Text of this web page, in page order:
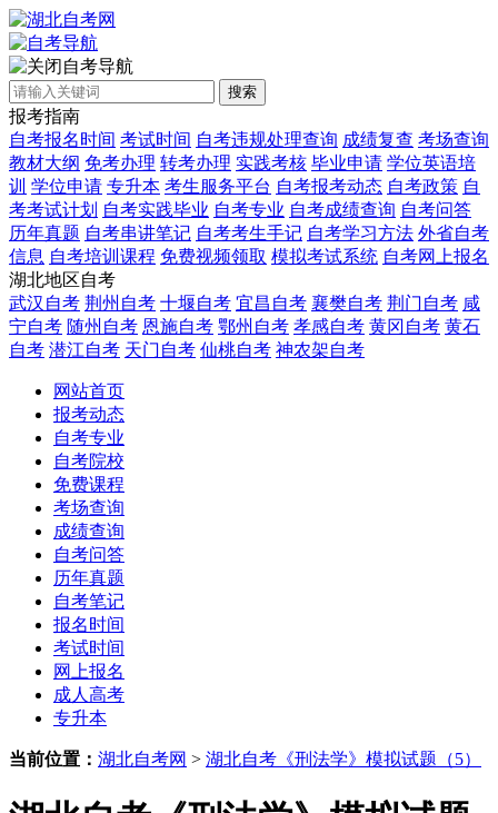
自考导航
搜索
报考指南
自考报名时间 考试时间 自考违规处理查询 成绩复查 考场查询
教材大纲 免考办理 转考办理 实践考核 毕业申请 学位英语培
训 学位申请 专升本 考生服务平台 自考报考动态 自考政策 自
考考试计划 自考实践毕业 自考专业 自考成绩查询 自考问答
历年真题 自考串讲笔记 自考考生手记 自考学习方法 外省自考
信息 自考培训课程 免费视频领取 模拟考试系统 自考网上报名
湖北地区自考
武汉自考 荆州自考 十堰自考 宜昌自考 襄樊自考 荆门自考 咸
宁自考 随州自考 恩施自考 鄂州自考 孝感自考 黄冈自考 黄石
自考 潜江自考 天门自考 仙桃自考 神农架自考
网站首页
报考动态
自考专业
自考院校
免费课程
考场查询
成绩查询
自考问答
历年真题
自考笔记
报名时间
考试时间
网上报名
成人高考
专升本
当前位置： 湖北自考网 > 湖北自考《刑法学》模拟试题（5）